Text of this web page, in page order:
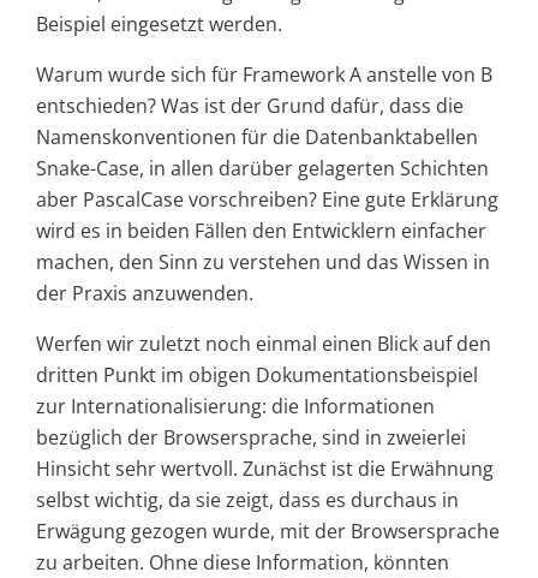
Beispiel eingesetzt werden.
Warum wurde sich für Framework A anstelle von B
entschieden? Was ist der Grund dafür, dass die
Namenskonventionen für die Datenbanktabellen
Snake-Case, in allen darüber gelagerten Schichten
aber PascalCase vorschreiben? Eine gute Erklärung
wird es in beiden Fällen den Entwicklern einfacher
machen, den Sinn zu verstehen und das Wissen in
der Praxis anzuwenden.
Werfen wir zuletzt noch einmal einen Blick auf den
dritten Punkt im obigen Dokumentationsbeispiel
zur Internationalisierung: die Informationen
bezüglich der Browsersprache, sind in zweierlei
Hinsicht sehr wertvoll. Zunächst ist die Erwähnung
selbst wichtig, da sie zeigt, dass es durchaus in
Erwägung gezogen wurde, mit der Browsersprache
zu arbeiten. Ohne diese Information, könnten